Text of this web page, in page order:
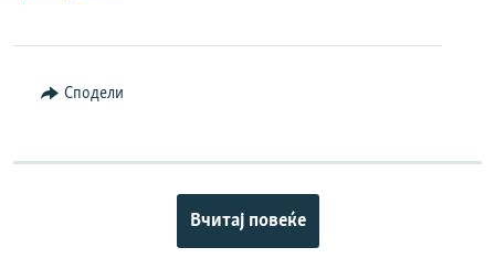
Сподели
Вчитај повеќе